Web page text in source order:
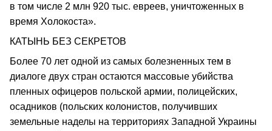
в том числе 2 млн 920 тыс. евреев, уничтоженных в
время Холокоста».
КАТЫНЬ БЕЗ СЕКРЕТОВ
Более 70 лет одной из самых болезненных тем в
диалоге двух стран остаются массовые убийства
пленных офицеров польской армии, полицейских,
осадников (польских колонистов, получивших
земельные наделы на территориях Западной Украины